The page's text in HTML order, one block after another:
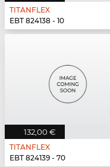
TITANFLEX
EBT 824138 - 10
132,00 €
TITANFLEX
EBT 824139 - 70